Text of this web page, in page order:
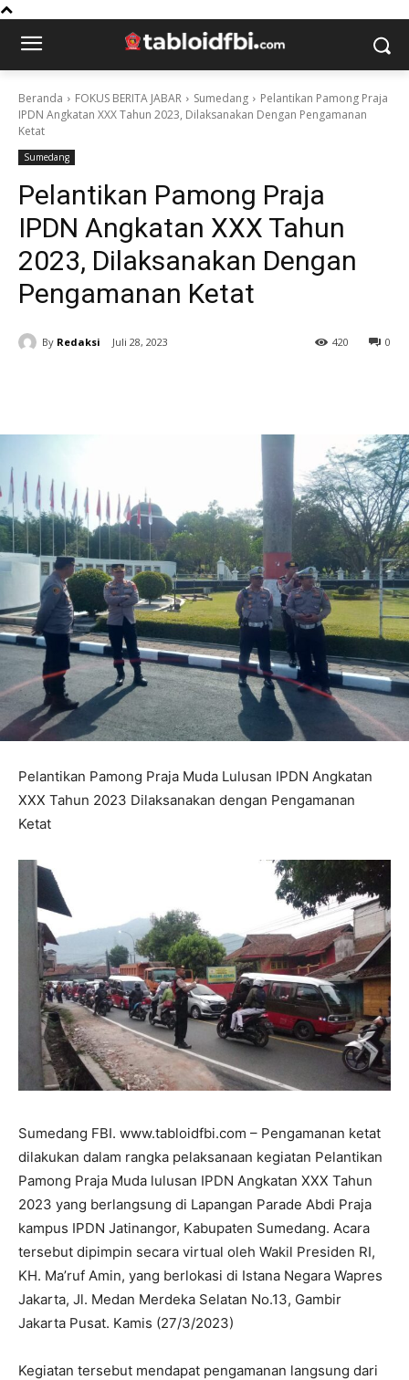
Beranda FOKUS BERITA JABAR Sumedang
Pelantikan Pamong Praja
IPDN Angkatan XXX Tahun 2023, Dilaksanakan Dengan Pengamanan
Ketat
Sumedang
Pelantikan Pamong Praja
IPDN Angkatan XXX Tahun
2023, Dilaksanakan Dengan
Pengamanan Ketat
By Redaksi Juli 28, 2023 0
420
Pelantikan Pamong Praja Muda Lulusan IPDN Angkatan
XXX Tahun 2023 Dilaksanakan dengan Pengamanan
Ketat
Sumedang FBI. www.tabloidfbi.com – Pengamanan ketat
dilakukan dalam rangka pelaksanaan kegiatan Pelantikan
Pamong Praja Muda lulusan IPDN Angkatan XXX Tahun
2023 yang berlangsung di Lapangan Parade Abdi Praja
kampus IPDN Jatinangor, Kabupaten Sumedang. Acara
tersebut dipimpin secara virtual oleh Wakil Presiden RI,
KH. Ma’ruf Amin, yang berlokasi di Istana Negara Wapres
Jakarta, Jl. Medan Merdeka Selatan No.13, Gambir
Jakarta Pusat. Kamis (27/3/2023)
Kegiatan tersebut mendapat pengamanan langsung dari